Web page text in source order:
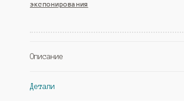
№7,
(Westcom)
экспонирования
Описание
Детали